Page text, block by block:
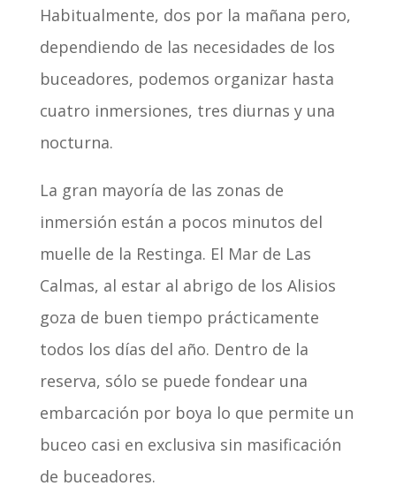
Habitualmente, dos por la mañana pero,
dependiendo de las necesidades de los
buceadores, podemos organizar hasta
cuatro inmersiones, tres diurnas y una
nocturna.
La gran mayoría de las zonas de
inmersión están a pocos minutos del
muelle de la Restinga. El Mar de Las
Calmas, al estar al abrigo de los Alisios
goza de buen tiempo prácticamente
todos los días del año. Dentro de la
reserva, sólo se puede fondear una
embarcación por boya lo que permite un
buceo casi en exclusiva sin masificación
de buceadores.